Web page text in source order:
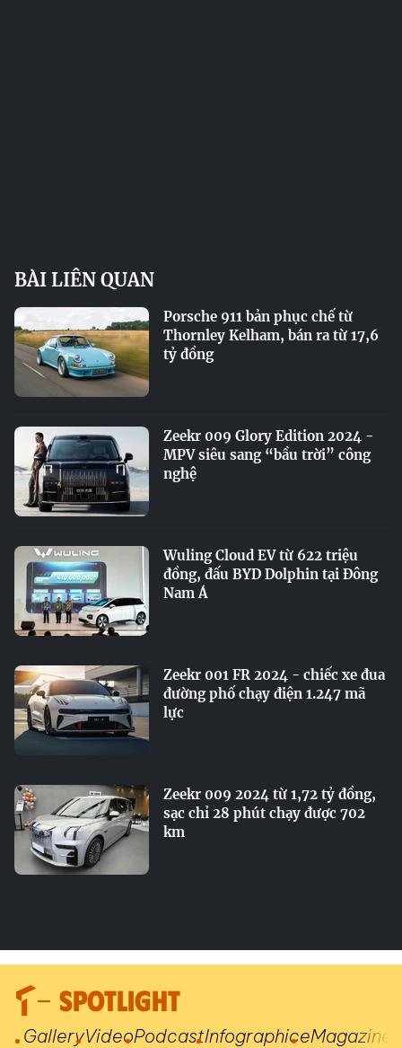
BÀI LIÊN QUAN
Porsche 911 bản phục chế từ
Thornley Kelham, bán ra từ 17,6
tỷ đồng
Zeekr 009 Glory Edition 2024 -
MPV siêu sang “bầu trời” công
nghệ
Wuling Cloud EV từ 622 triệu
đồng, đấu BYD Dolphin tại Đông
Nam Á
Zeekr 001 FR 2024 - chiếc xe đua
đường phố chạy điện 1.247 mã
lực
Zeekr 009 2024 từ 1,72 tỷ đồng,
sạc chỉ 28 phút chạy được 702
km
SPOTLIGHT
GalleryVideoPodcastInfographiceMagazine